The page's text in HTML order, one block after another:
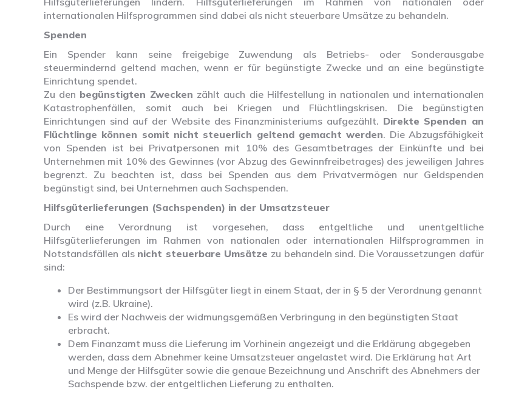
internationalen Hilfsprogrammen sind dabei als nicht steuerbare Umsätze zu behandeln.
Spenden
Ein Spender kann seine freigebige Zuwendung als Betriebs- oder Sonderausgabe
steuermindernd geltend machen, wenn er für begünstigte Zwecke und an eine begünstigte
Einrichtung spendet.
Zu den begünstigten Zwecken zählt auch die Hilfestellung in nationalen und internationalen
Katastrophenfällen, somit auch bei Kriegen und Flüchtlingskrisen. Die begünstigten
Einrichtungen sind auf der Website des Finanzministeriums aufgezählt. Direkte Spenden an
Flüchtlinge können somit nicht steuerlich geltend gemacht werden. Die Abzugsfähigkeit
von Spenden ist bei Privatpersonen mit 10% des Gesamtbetrages der Einkünfte und bei
Unternehmen mit 10% des Gewinnes (vor Abzug des Gewinnfreibetrages) des jeweiligen Jahres
begrenzt. Zu beachten ist, dass bei Spenden aus dem Privatvermögen nur Geldspenden
begünstigt sind, bei Unternehmen auch Sachspenden.
Hilfsgüterlieferungen (Sachspenden) in der Umsatzsteuer
Durch eine Verordnung ist vorgesehen, dass entgeltliche und unentgeltliche
Hilfsgüterlieferungen im Rahmen von nationalen oder internationalen Hilfsprogrammen in
Notstandsfällen als nicht steuerbare Umsätze zu behandeln sind. Die Voraussetzungen dafür
sind:
Der Bestimmungsort der Hilfsgüter liegt in einem Staat, der in § 5 der Verordnung genannt
wird (z.B. Ukraine).
Es wird der Nachweis der widmungsgemäßen Verbringung in den begünstigten Staat
erbracht.
Dem Finanzamt muss die Lieferung im Vorhinein angezeigt und die Erklärung abgegeben
werden, dass dem Abnehmer keine Umsatzsteuer angelastet wird. Die Erklärung hat Art
und Menge der Hilfsgüter sowie die genaue Bezeichnung und Anschrift des Abnehmers der
Sachspende bzw. der entgeltlichen Lieferung zu enthalten.